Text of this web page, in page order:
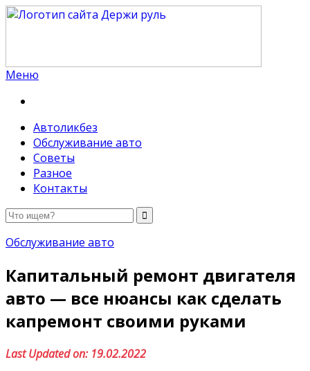
Меню
Автоликбез
Обслуживание авто
Советы
Разное
Контакты
Обслуживание авто
Капитальный ремонт двигателя
авто — все нюансы как сделать
капремонт своими руками
Last Updated on: 19.02.2022